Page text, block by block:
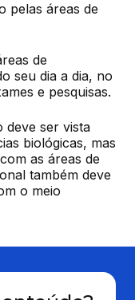
pelas áreas de
de
seu dia a dia, no
e pesquisas.
deve ser vista
biológicas, mas
as áreas de
também deve
o meio